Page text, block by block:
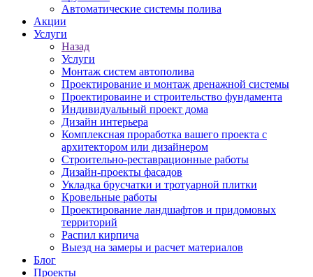
Автоматические системы полива
Акции
Услуги
Назад
Услуги
Монтаж систем автополива
Проектирование и монтаж дренажной системы
Проектироваине и строительство фундамента
Индивидуальный проект дома
Дизайн интерьера
Комплексная проработка вашего проекта с
архитектором или дизайнером
Строительно-реставрационные работы
Дизайн-проекты фасадов
Укладка брусчатки и тротуарной плитки
Кровельные работы
Проектирование ландшафтов и придомовых
территорий
Распил кирпича
Выезд на замеры и расчет материалов
Блог
Проекты